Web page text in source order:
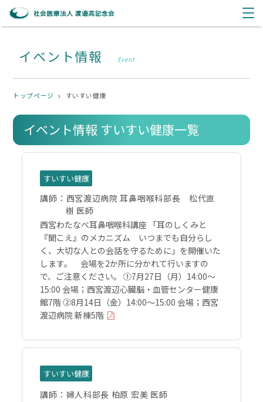
イベント情報 Event
トップページ すいすい健康
イベント情報 すいすい健康一覧
すいすい健康
講師： 西宮渡辺病院 耳鼻咽喉科部長 松代直
樹 医師
西宮わたなべ耳鼻咽喉科講座 「耳のしくみと
『聞こえ』のメカニズム いつまでも自分らし
く、大切な人との会話を守るために」を開催いた
します。 会場を2か所に分かれて行いますの
で、ご注意ください。 ①7月27日（月）14:00～
15:00 会場；西宮渡辺心臓脳・血管センター健康
館7階 ②8月14日（金）14:00～15:00 会場；西宮
渡辺病院 新棟5階
すいすい健康
講師： 婦人科部長 柏原 宏美 医師